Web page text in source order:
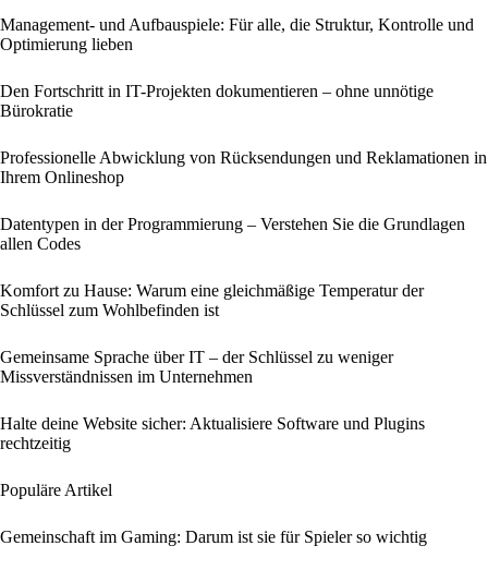
Management- und Aufbauspiele: Für alle, die Struktur, Kontrolle und
Optimierung lieben
Den Fortschritt in IT-Projekten dokumentieren – ohne unnötige
Bürokratie
Professionelle Abwicklung von Rücksendungen und Reklamationen in
Ihrem Onlineshop
Datentypen in der Programmierung – Verstehen Sie die Grundlagen
allen Codes
Komfort zu Hause: Warum eine gleichmäßige Temperatur der
Schlüssel zum Wohlbefinden ist
Gemeinsame Sprache über IT – der Schlüssel zu weniger
Missverständnissen im Unternehmen
Halte deine Website sicher: Aktualisiere Software und Plugins
rechtzeitig
Populäre Artikel
Gemeinschaft im Gaming: Darum ist sie für Spieler so wichtig